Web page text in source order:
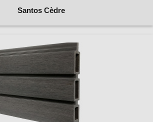
Santos Cèdre